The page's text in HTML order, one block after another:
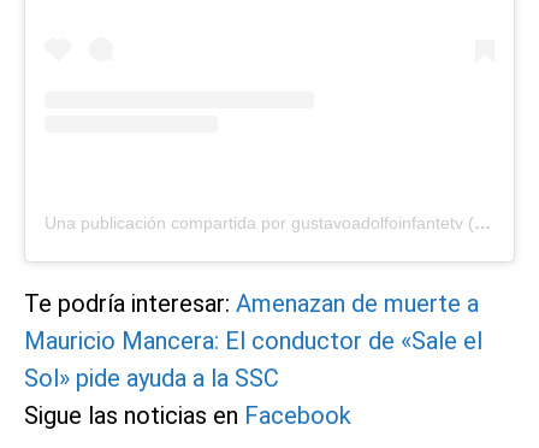
Una publicación compartida por gustavoadolfoinfantetv (@gainfante)
Te podría interesar: Amenazan de muerte a
Mauricio Mancera: El conductor de «Sale el
Sol» pide ayuda a la SSC
Sigue las noticias en Facebook